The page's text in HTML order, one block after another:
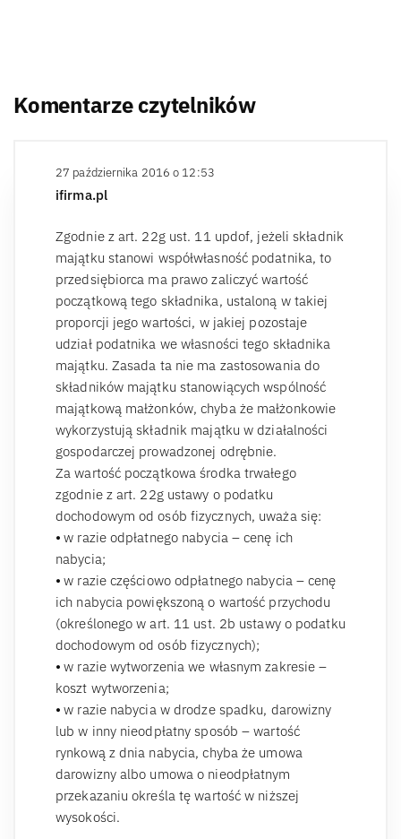
Komentarze czytelników
27 października 2016 o 12:53
ifirma.pl
Zgodnie z art. 22g ust. 11 updof, jeżeli składnik
majątku stanowi współwłasność podatnika, to
przedsiębiorca ma prawo zaliczyć wartość
początkową tego składnika, ustaloną w takiej
proporcji jego wartości, w jakiej pozostaje
udział podatnika we własności tego składnika
majątku. Zasada ta nie ma zastosowania do
składników majątku stanowiących wspólność
majątkową małżonków, chyba że małżonkowie
wykorzystują składnik majątku w działalności
gospodarczej prowadzonej odrębnie.
Za wartość początkowa środka trwałego
zgodnie z art. 22g ustawy o podatku
dochodowym od osób fizycznych, uważa się:
⦁ w razie odpłatnego nabycia – cenę ich
nabycia;
⦁ w razie częściowo odpłatnego nabycia – cenę
ich nabycia powiększoną o wartość przychodu
(określonego w art. 11 ust. 2b ustawy o podatku
dochodowym od osób fizycznych);
⦁ w razie wytworzenia we własnym zakresie –
koszt wytworzenia;
⦁ w razie nabycia w drodze spadku, darowizny
lub w inny nieodpłatny sposób – wartość
rynkową z dnia nabycia, chyba że umowa
darowizny albo umowa o nieodpłatnym
przekazaniu określa tę wartość w niższej
wysokości.